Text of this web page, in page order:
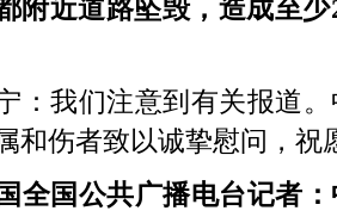
附近道路坠毁，造成至
：我们注意到有关报道
和伤者致以诚挚慰问，祝
全国公共广播电台记者